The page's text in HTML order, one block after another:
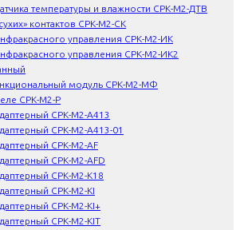
температуры и влажности СРК-М2-ДТВ
контактов СРК-М2-СК
управления СРК-М2-ИК
управления СРК-М2-ИК2
модуль СРК-М2-МФ
СРК-М2-Р
СРК-М2-А413
СРК-М2-А413-01
СРК-М2-AF
СРК-М2-AFD
СРК-М2-К18
СРК-М2-KI
СРК-М2-KI+
СРК-М2-KIT